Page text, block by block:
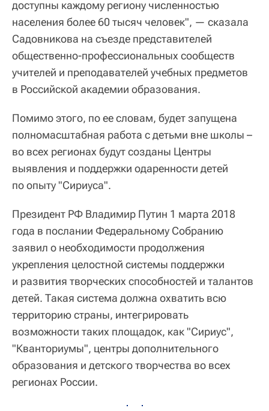
доступны каждому региону численностью
населения более 60 тысяч человек", — сказала
Садовникова на съезде представителей
общественно-профессиональных сообществ
учителей и преподавателей учебных предметов
в Российской академии образования.
Помимо этого, по ее словам, будет запущена
полномасштабная работа с детьми вне школы –
во всех регионах будут созданы Центры
выявления и поддержки одаренности детей
по опыту "Сириуса".
Президент РФ Владимир Путин 1 марта 2018
года в послании Федеральному Собранию
заявил о необходимости продолжения
укрепления целостной системы поддержки
и развития творческих способностей и талантов
детей. Такая система должна охватить всю
территорию страны, интегрировать
возможности таких площадок, как "Сириус",
"Кванториумы", центры дополнительного
образования и детского творчества во всех
регионах России.